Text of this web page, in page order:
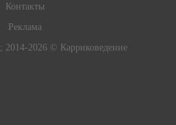
Контакты
Реклама
; 2014-2026 © Карриковедение